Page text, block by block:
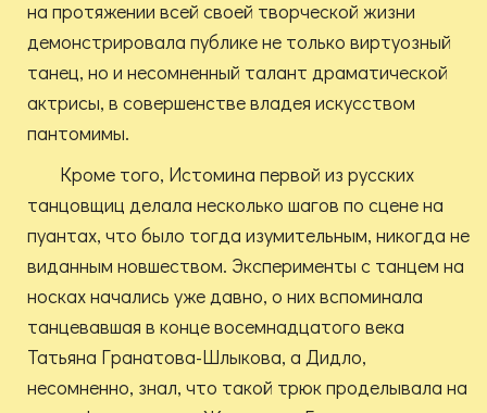
на протяжении всей своей творческой жизни
демонстрировала публике не только виртуозный
танец, но и несомненный талант драматической
актрисы, в совершенстве владея искусством
пантомимы.
Кроме того, Истомина первой из русских
танцовщиц делала несколько шагов по сцене на
пуантах, что было тогда изумительным, никогда не
виданным новшеством. Эксперименты с танцем на
носках начались уже давно, о них вспоминала
танцевавшая в конце восемнадцатого века
Татьяна Гранатова-Шлыкова, а Дидло,
несомненно, знал, что такой трюк проделывала на